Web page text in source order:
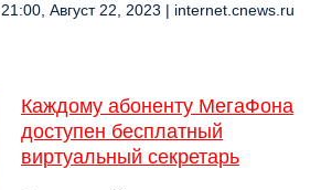
21:00, Август 22, 2023 | internet.cnews.ru
Каждому абоненту МегаФона
доступен бесплатный
виртуальный секретарь